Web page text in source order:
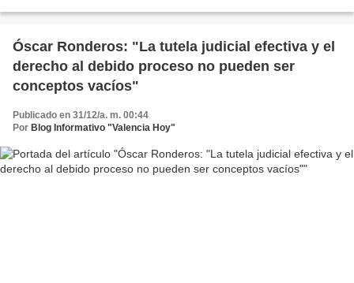
Óscar Ronderos: "La tutela judicial efectiva y el
derecho al debido proceso no pueden ser
conceptos vacíos"
Publicado en 31/12/a. m. 00:44
Por Blog Informativo "Valencia Hoy"